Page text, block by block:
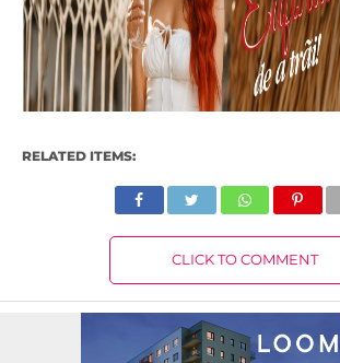
RELATED ITEMS:
CLICK TO COMMENT